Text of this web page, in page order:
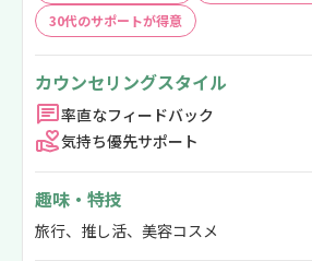
30代のサポートが得意
カウンセリングスタイル
率直なフィードバック
気持ち優先サポート
趣味・特技
旅行、推し活、美容コスメ